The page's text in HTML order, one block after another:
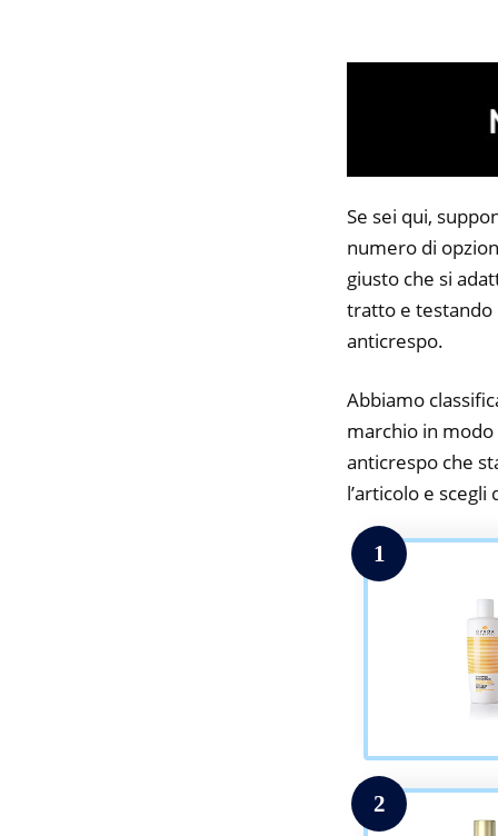
Se sei qui,
numero di
giusto che si
tratto e testando
anticrespo.
Abbiamo
marchio in
anticrespo che
l’articolo e
1
2